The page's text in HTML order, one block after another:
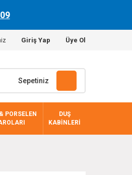
Giriş Yap Üye Ol
Sepetiniz
PORSELEN
DUŞ
KABİNLERİ